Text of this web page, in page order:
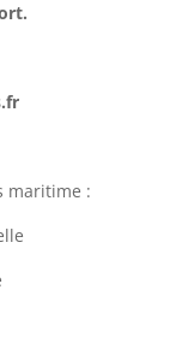
maritime :